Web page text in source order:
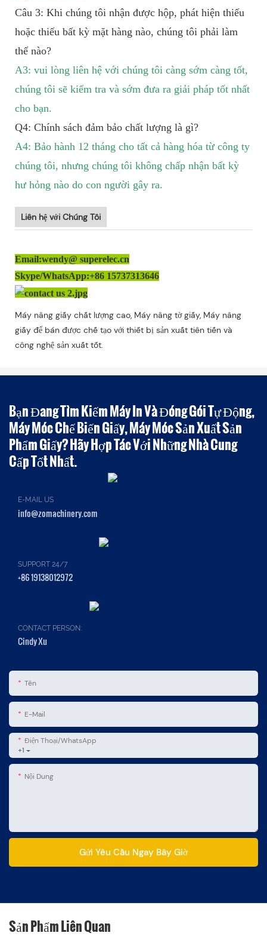
Câu 3: Khi chúng tôi nhận được hộp, phát hiện thiếu
hoặc thiếu bất kỳ mặt hàng nào, chúng tôi phải làm
thế nào?
A3: vui lòng liên hệ với chúng tôi càng sớm càng tốt,
chúng tôi sẽ kiểm tra và sớm đưa ra giải pháp tốt nhất
cho bạn.
Q4: Chính sách đảm bảo chất lượng là gì?
A4: Bảo hành 12 tháng cho tất cả hàng hóa từ công ty
chúng tôi, nhưng chúng tôi không chấp nhận bất kỳ
hư hỏng nào do con người gây ra.
Liên hệ với Chúng Tôi
Email:wendy@ superelec.cn
Skype/WhatsApp:+86 15737313646
Máy nâng giấy chất lượng cao, Máy nâng tờ giấy, Máy nâng
giấy để bán được chế tạo với thiết bị sản xuất tiên tiến và
công nghệ sản xuất tốt.
Bạn Đang Tìm Kiếm Máy In Và Đóng Gói Tự Động,
Máy Móc Chế Biến Giấy, Máy Móc Sản Xuất Sản
Phẩm Giấy? Hãy Hợp Tác Với Những Nhà Cung
Cấp Tốt Nhất.
E-MAIL US
info@zomachinery.com
SUPPORT 24/7
+86 19138012972
CONTACT PERSON:
Cindy Xu
Tên
E-Mail
+1
Điện Thoại/WhatsApp
Nội Dung
Gửi Yêu Cầu Ngay Bây Giờ
Sản Phẩm Liên Quan